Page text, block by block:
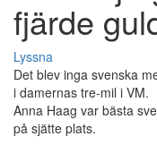
fjärde
Lyssna
Det blev inga svenska
i damernas tre-mil i VM.
Anna Haag var bästa
på sjätte plats.